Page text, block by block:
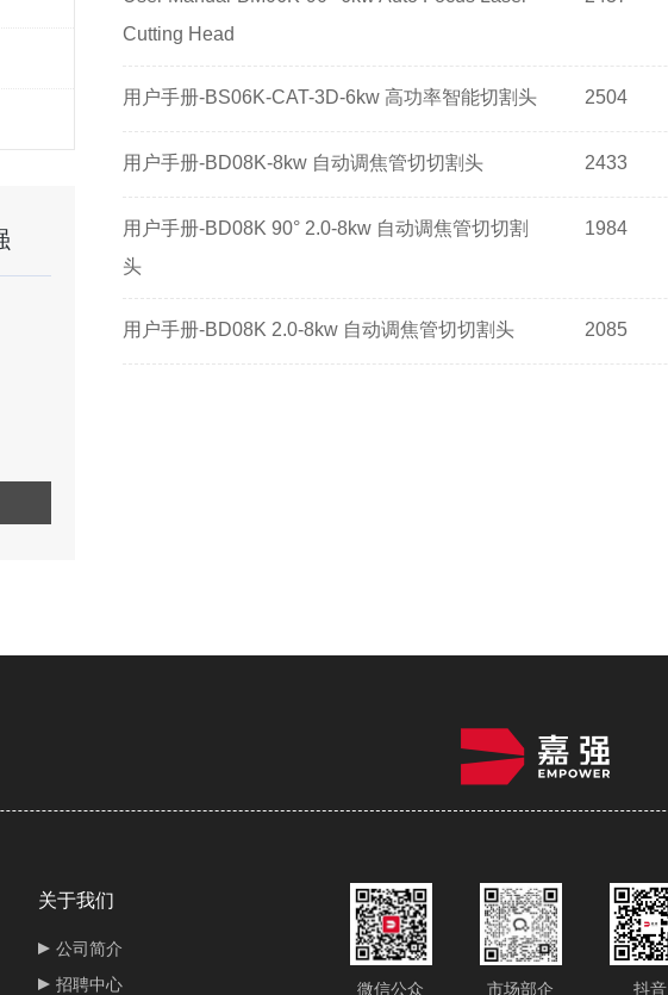
Cutting Head
用户手册-BS06K-CAT-3D-6kw 高功率智能切割头 2504
用户手册-BD08K-8kw 自动调焦管切切割头 2433
用户手册-BD08K 90° 2.0-8kw 自动调焦管切切割
头
1984
用户手册-BD08K 2.0-8kw 自动调焦管切切割头 2085
关于我们
公司简介
招聘中心
微信公众 市场部企 抖音